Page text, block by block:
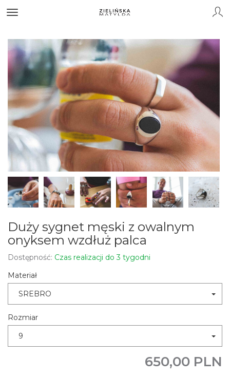
Duży sygnet męski z owalnym
onyksem wzdłuż palca
Dostępność: Czas realizacji do 3 tygodni
Materiał
SREBRO
Rozmiar
9
650,00 PLN